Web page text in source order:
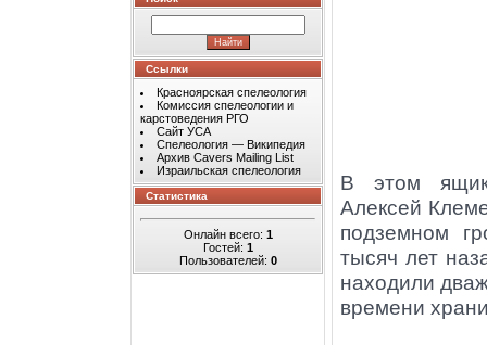
Ссылки
Красноярская спелеология
Комиссия спелеологии и
карстоведения РГО
Сайт УСА
Спелеология — Википедия
Архив Cavers Mailing List
Израильская спелеология
Статистика
Онлайн всего: 1
Гостей: 1
Пользователей: 0
В этом
Алексей
подземном
тысяч лет
находили
времени